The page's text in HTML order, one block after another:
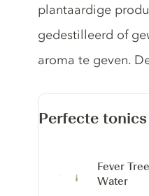
plantaardige
gedestilleerd of
aroma te geven.
Perfecte
Fever
Water